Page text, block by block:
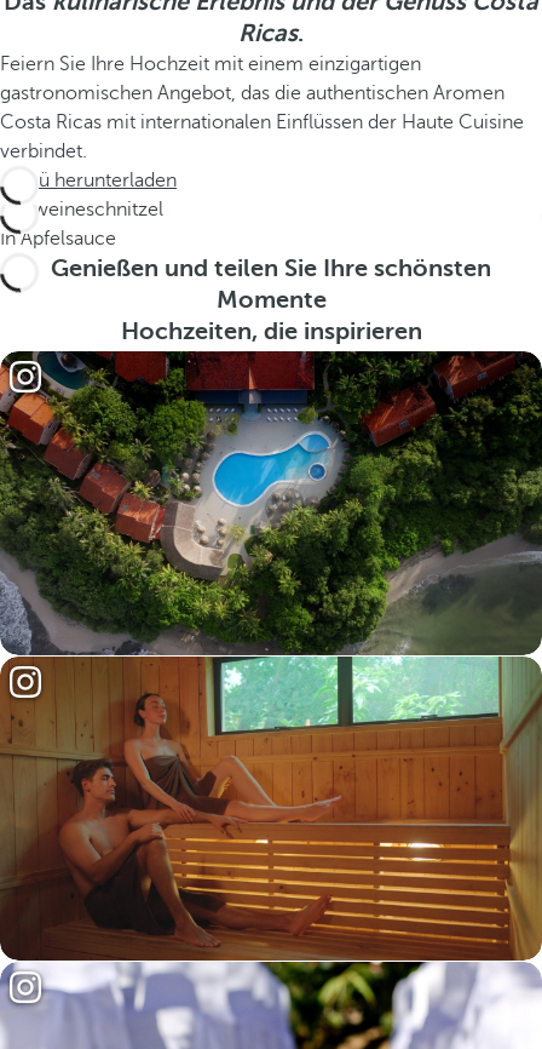
Ricas.
Feiern Sie Ihre Hochzeit mit einem einzigartigen
gastronomischen Angebot, das die authentischen Aromen
Costa Ricas mit internationalen Einflüssen der Haute Cuisine
verbindet.
Menü herunterladen
Schweineschnitzel
In Apfelsauce
Genießen und teilen Sie Ihre schönsten
Momente
Hochzeiten, die inspirieren